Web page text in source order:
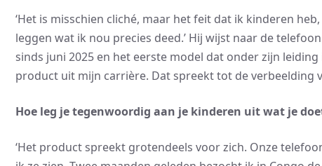
‘Het is misschien cliché, maar het feit dat ik kinderen
leggen wat ik nou precies deed.’ Hij wijst naar de
sinds juni 2025 en het eerste model dat onder zijn
product uit mijn carrière. Dat spreekt tot de verbeelding
Hoe leg je tegenwoordig aan je kinderen uit wat je
‘Het product spreekt grotendeels voor zich. Onze